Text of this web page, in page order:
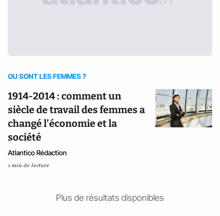
OU SONT LES FEMMES ?
1914-2014 : comment un
siècle de travail des femmes a
changé l’économie et la
société
Atlantico Rédaction
1 min de lecture
Plus de résultats disponibles